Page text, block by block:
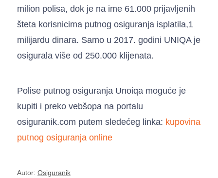
milion polisa, dok je na ime 61.000 prijavljenih
šteta korisnicima putnog osiguranja isplatila,1
milijardu dinara. Samo u 2017. godini UNIQA je
osigurala više od 250.000 klijenata.
Polise putnog osiguranja Unoiqa moguće je
kupiti i preko vebšopa na portalu
osiguranik.com putem sledećeg linka: kupovina
putnog osiguranja online
Autor: Osiguranik